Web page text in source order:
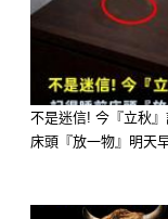
–
–
—
不是迷信! 今『立秋
床頭『放一物』明天